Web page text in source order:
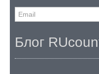
Блог